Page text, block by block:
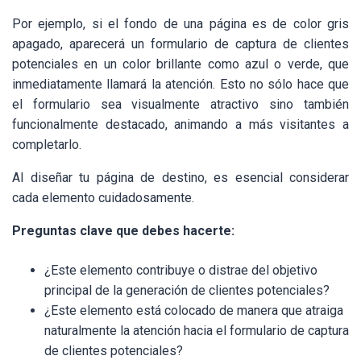
Por ejemplo, si el fondo de una página es de color gris
apagado, aparecerá un formulario de captura de clientes
potenciales en un color brillante como azul o verde, que
inmediatamente llamará la atención. Esto no sólo hace que
el formulario sea visualmente atractivo sino también
funcionalmente destacado, animando a más visitantes a
completarlo.
Al diseñar tu página de destino, es esencial considerar
cada elemento cuidadosamente.
Preguntas clave que debes hacerte:
¿Este elemento contribuye o distrae del objetivo
principal de la generación de clientes potenciales?
¿Este elemento está colocado de manera que atraiga
naturalmente la atención hacia el formulario de captura
de clientes potenciales?